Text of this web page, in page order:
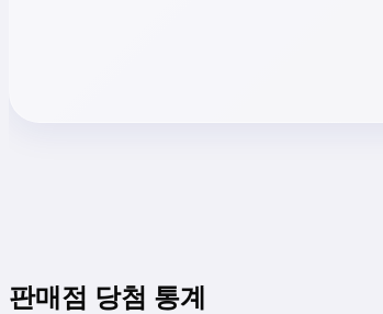
판매점 당첨 통계